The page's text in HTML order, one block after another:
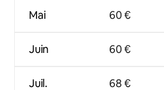
Mai
Juin
Juil.
60 €
60 €
68 €